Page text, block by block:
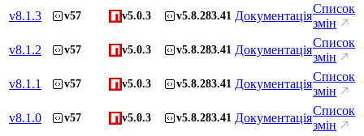
v8.1.3 v57 v5.0.3 v5.8.283.41 Документація
Список
змін
v8.1.2 v57 v5.0.3 v5.8.283.41 Документація
Список
змін
v8.1.1 v57 v5.0.3 v5.8.283.41 Документація
Список
змін
v8.1.0 v57 v5.0.3 v5.8.283.41 Документація
Список
змін